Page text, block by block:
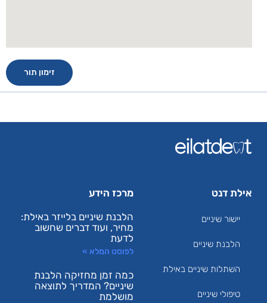
זימון תור
אילת דנט
יישור שיניים
הלבנת שיניים
השתלות שיניים באילת
טיפולי שיניים
מרכז הידע
הלבנת שיניים בלייזר באילת:
מחיר, ועוד דברים שחשוב
לדעת
לפוסט המלא »
כמה זמן מחזיקה הלבנת
שיניים? המדריך לתוצאה
מושלמת